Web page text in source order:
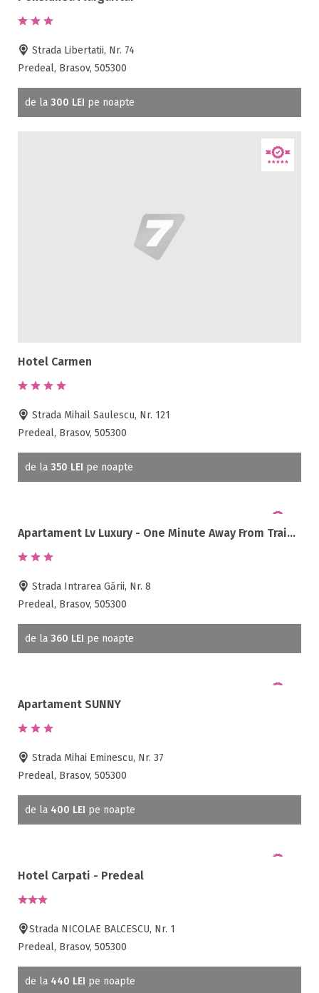
Strada Libertatii, Nr. 74
Predeal, Brasov, 505300
de la 300 LEI pe noapte
Hotel Carmen
Strada Mihail Saulescu, Nr. 121
Predeal, Brasov, 505300
de la 350 LEI pe noapte
Apartament Lv Luxury - One Minute Away From Train Station
Strada Intrarea Gării, Nr. 8
Predeal, Brasov, 505300
de la 360 LEI pe noapte
Apartament SUNNY
Strada Mihai Eminescu, Nr. 37
Predeal, Brasov, 505300
de la 400 LEI pe noapte
Hotel Carpati - Predeal
Strada NICOLAE BALCESCU, Nr. 1
Predeal, Brasov, 505300
de la 440 LEI pe noapte